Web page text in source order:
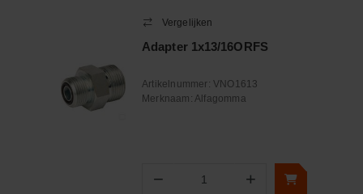
Vergelijken
Adapter 1x13/16ORFS
Artikelnummer: VNO1613
Merknaam: Alfagomma
− Aantal +